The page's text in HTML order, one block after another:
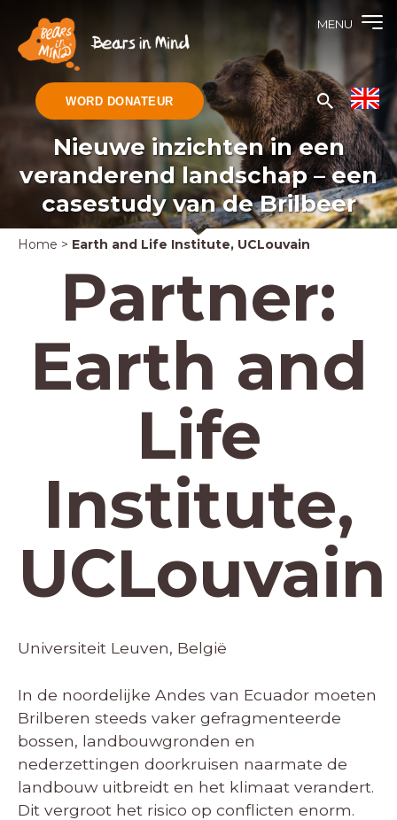
MENU
WORD DONATEUR
Nieuwe inzichten in een
veranderend landschap – een
casestudy van de Brilbeer
Home > Earth and Life Institute, UCLouvain
Partner:
Earth and
Life
Institute,
UCLouvain
Universiteit Leuven, België
In de noordelijke Andes van Ecuador moeten
Brilberen steeds vaker gefragmenteerde
bossen, landbouwgronden en
nederzettingen doorkruisen naarmate de
landbouw uitbreidt en het klimaat verandert.
Dit vergroot het risico op conflicten enorm.